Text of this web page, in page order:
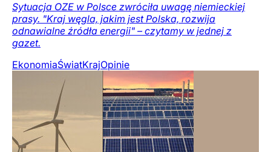
Sytuacja OZE w Polsce zwróciła uwagę niemieckiej
prasy. "Kraj węgla, jakim jest Polska, rozwija
odnawialne źródła energii" – czytamy w jednej z
gazet.
EkonomiaŚwiatKrajOpinie